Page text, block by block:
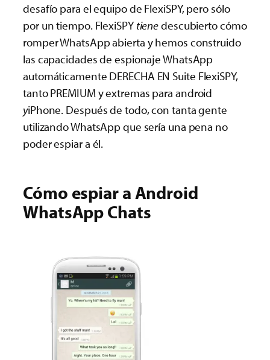
desafío para el equipo de FlexiSPY, pero sólo
por un tiempo. FlexiSPY tienedescubierto cómo
romper WhatsApp abierta y hemos construido
las capacidades de espionaje WhatsApp
automáticamente DERECHA EN Suite FlexiSPY,
tanto PREMIUM y extremas para android
yiPhone. Después de todo, con tanta gente
utilizando WhatsApp que sería una pena no
poder espiar a él.
Cómo espiar a Android
WhatsApp Chats